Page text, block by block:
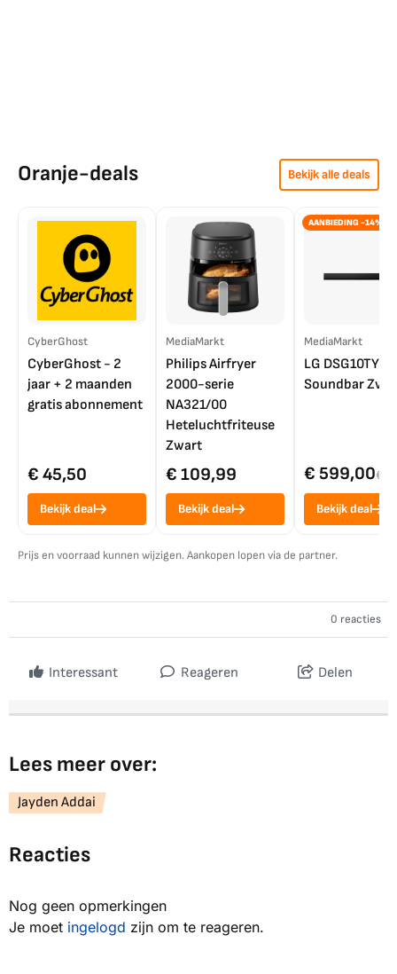
Oranje-deals Bekijk alle deals
CyberGhost
CyberGhost - 2
jaar + 2 maanden
gratis abonnement
€ 45,50
Bekijk deal
MediaMarkt
Philips Airfryer
2000-serie
NA321/00
Heteluchtfriteuse
Zwart
€ 109,99
Bekijk deal
AANBIEDING -14%
MediaMarkt
LG DSG10TY
Soundbar
€ 599,00€
Bekijk deal
Prijs en voorraad kunnen wijzigen. Aankopen lopen via de partner.
0 reacties
Interessant Reageren Delen
Lees meer over:
Jayden Addai
Reacties
Nog geen opmerkingen
Je moet ingelogd zijn om te reageren.